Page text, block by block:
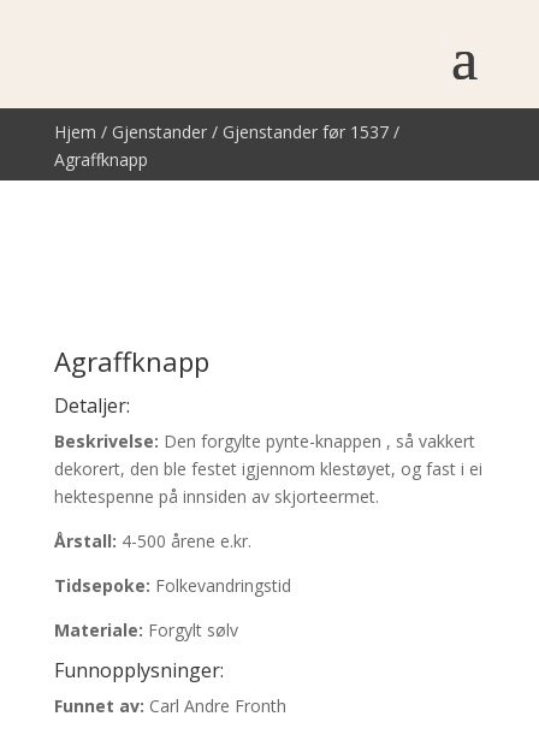
Hjem / Gjenstander/ Gjenstander før 1537/
Agraffknapp
Agraffknapp
Detaljer:
Beskrivelse: Den forgylte pynte-knappen , så vakkert
dekorert, den ble festet igjennom klestøyet, og fast i ei
hektespenne på innsiden av skjorteermet.
Årstall: 4-500 årene e.kr.
Tidsepoke: Folkevandringstid
Materiale: Forgylt sølv
Funnopplysninger:
Funnet av: Carl Andre Fronth